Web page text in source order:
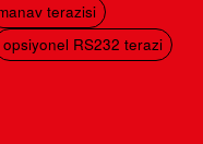
terazisi
opsiyonel RS232 terazi